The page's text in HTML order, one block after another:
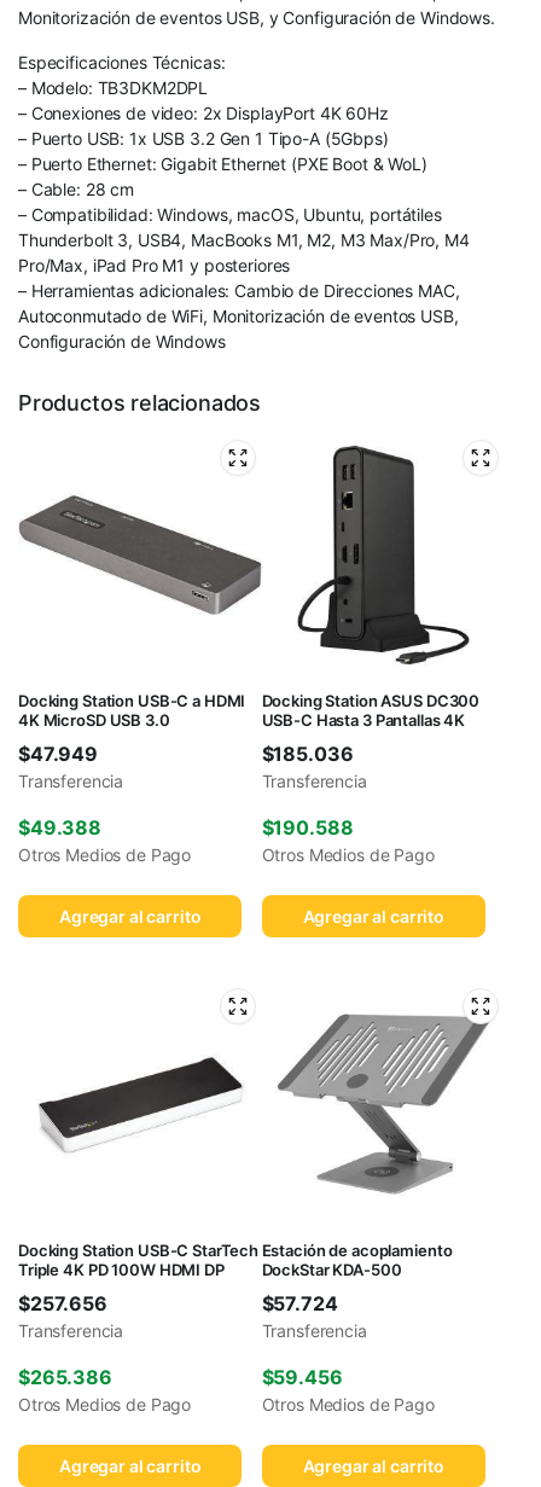
Monitorización de eventos USB, y Configuración de Windows.
Especificaciones Técnicas:
– Modelo: TB3DKM2DPL
– Conexiones de video: 2x DisplayPort 4K 60Hz
– Puerto USB: 1x USB 3.2 Gen 1 Tipo-A (5Gbps)
– Puerto Ethernet: Gigabit Ethernet (PXE Boot & WoL)
– Cable: 28 cm
– Compatibilidad: Windows, macOS, Ubuntu, portátiles
Thunderbolt 3, USB4, MacBooks M1, M2, M3 Max/Pro, M4
Pro/Max, iPad Pro M1 y posteriores
– Herramientas adicionales: Cambio de Direcciones MAC,
Autoconmutado de WiFi, Monitorización de eventos USB,
Configuración de Windows
Productos relacionados
Docking Station USB-C a HDMI
4K MicroSD USB 3.0
$47.949
Transferencia
$49.388
Otros Medios de Pago
Agregar al carrito
Docking Station ASUS DC300
USB-C Hasta 3 Pantallas 4K
$185.036
Transferencia
$190.588
Otros Medios de Pago
Agregar al carrito
Docking Station USB-C StarTech
Triple 4K PD 100W HDMI DP
$257.656
Transferencia
$265.386
Otros Medios de Pago
Agregar al carrito
Estación de acoplamiento
DockStar KDA-500
$57.724
Transferencia
$59.456
Otros Medios de Pago
Agregar al carrito